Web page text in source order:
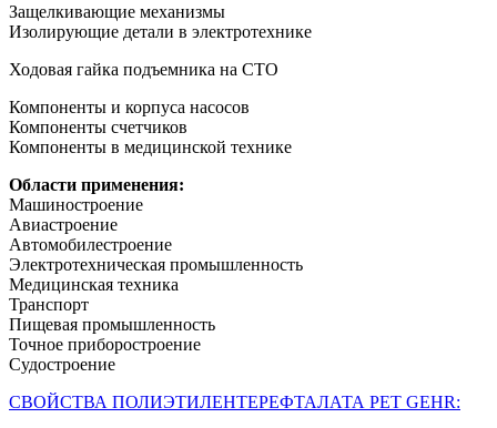
Защелкивающие механизмы
Изолирующие детали в электротехнике
Ходовая гайка подъемника на СТО
Компоненты и корпуса насосов
Компоненты счетчиков
Компоненты в медицинской технике
Области применения:
Машиностроение
Авиастроение
Автомобилестроение
Электротехническая промышленность
Медицинская техника
Транспорт
Пищевая промышленность
Точное приборостроение
Судостроение
СВОЙСТВА ПОЛИЭТИЛЕНТЕРЕФТАЛАТА PET GEHR: